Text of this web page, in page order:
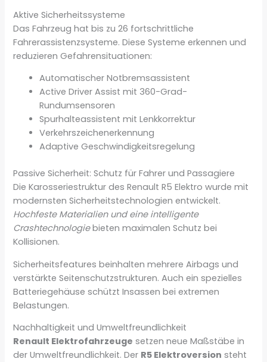
Aktive Sicherheitssysteme
Das Fahrzeug hat bis zu 26 fortschrittliche
Fahrerassistenzsysteme. Diese Systeme erkennen und
reduzieren Gefahrensituationen:
Automatischer Notbremsassistent
Active Driver Assist mit 360-Grad-
Rundumsensoren
Spurhalteassistent mit Lenkkorrektur
Verkehrszeichenerkennung
Adaptive Geschwindigkeitsregelung
Passive Sicherheit: Schutz für Fahrer und Passagiere
Die Karosseriestruktur des Renault R5 Elektro wurde mit
modernsten Sicherheitstechnologien entwickelt.
Hochfeste Materialien und eine intelligente
Crashtechnologiebieten maximalen Schutz bei
Kollisionen.
Sicherheitsfeatures beinhalten mehrere Airbags und
verstärkte Seitenschutzstrukturen. Auch ein spezielles
Batteriegehäuse schützt Insassen bei extremen
Belastungen.
Nachhaltigkeit und Umweltfreundlichkeit
Renault Elektrofahrzeuge setzen neue Maßstäbe in
der Umweltfreundlichkeit. Der R5 Elektroversion steht